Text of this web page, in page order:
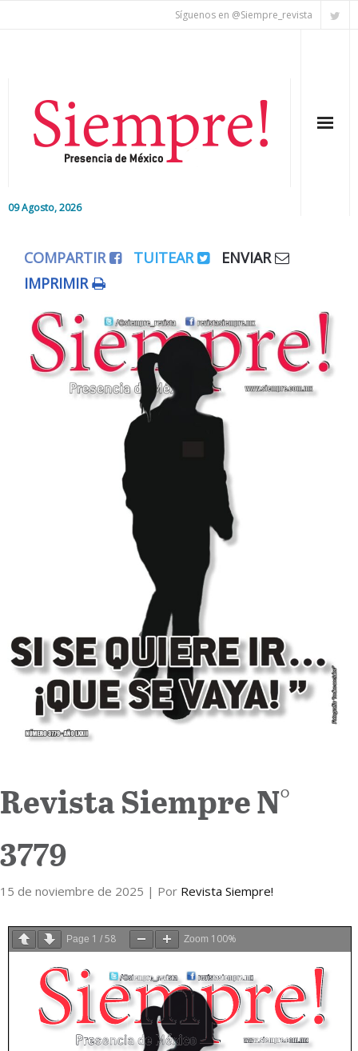
Síguenos en @Siempre_revista
09 Agosto, 2026
Editorial
Nacional
Colaboradores
Internacional
COMPARTIR TUITEAR
ENVIAR
IMPRIMIR
Revista Siempre N°
3779
15 de noviembre de 2025 | Por Revista Siempre!
Page 1 / 58 Zoom 100%